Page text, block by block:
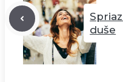
duše